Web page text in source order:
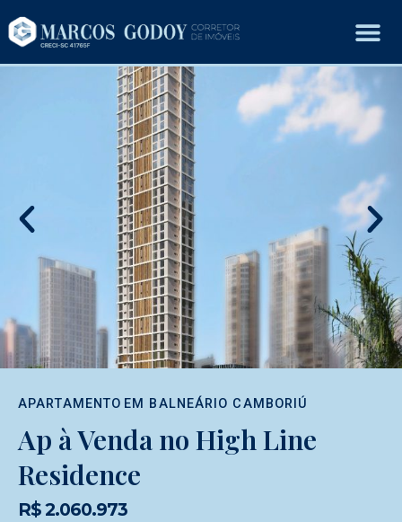
APARTAMENTO EM BALNEÁRIO CAMBORIÚ
Ap à Venda no High Line
Residence
R$ 2.060.973